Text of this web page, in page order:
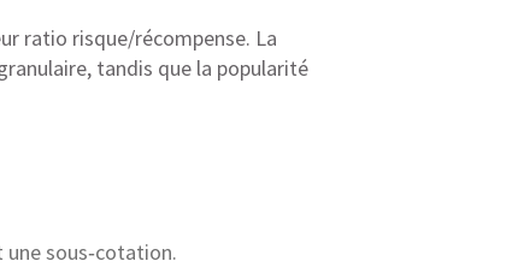
ratio risque/récompense. La
tandis que la popularité
sous‑cotation.